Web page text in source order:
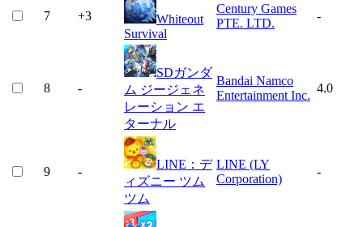
7 +3
Whiteout
Survival
Century Games
PTE. LTD.
-
8 -
SDガンダ
ム ジージェネ
レーション エ
ターナル
Bandai Namco
Entertainment Inc.
4.0
9 -
LINE：デ
ィズニー ツム
ツム
LINE (LY
Corporation)
-